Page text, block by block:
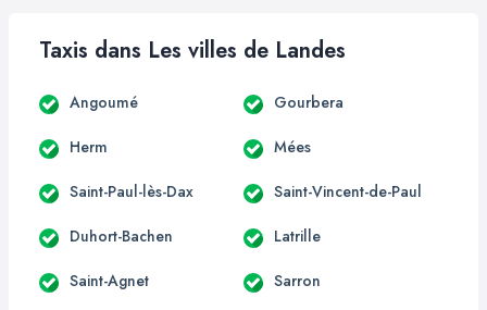
Taxis dans Les villes de Landes
Angoumé Gourbera
Herm Mées
Saint-Paul-lès-Dax Saint-Vincent-de-Paul
Duhort-Bachen Latrille
Saint-Agnet Sarron